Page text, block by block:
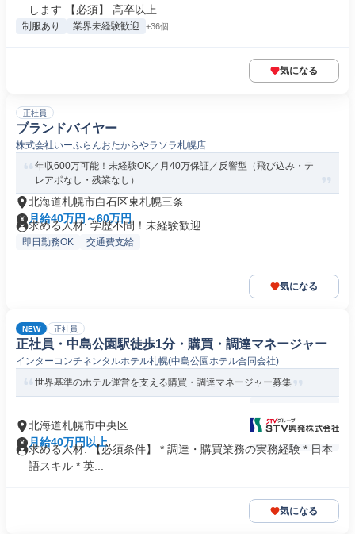
します 【必須】 高卒以上...
制服あり 業界未経験歓迎 +36個
気になる
正社員
ブランドバイヤー
株式会社いーふらんおたからやラソラ札幌店
年収600万可能！未経験OK／月40万保証／反響型（飛び込み・テ
レアポなし・残業なし）
北海道札幌市白石区東札幌三条
月給40万円～60万円
求める人材: 学歴不問！未経験歓迎
即日勤務OK 交通費支給
気になる
NEW 正社員
正社員・中島公園駅徒歩1分・購買・調達マネージャー
インターコンチネンタルホテル札幌(中島公園ホテル合同会社)
世界基準のホテル運営を支える購買・調達マネージャー募集
北海道札幌市中央区
月給40万円以上
求める人材: 【必須条件】 * 調達・購買業務の実務経験 * 日本
語スキル * 英...
気になる